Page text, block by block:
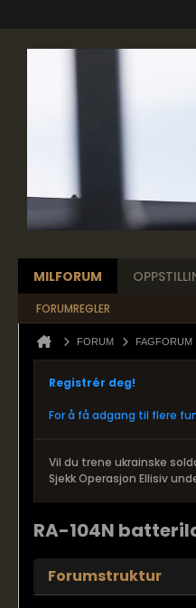
MILFORUM
FORUMREGLER
FORUM FAGFORUM
Registrér deg!
For å få adgang til flere
Vil du trene ukrainske
Sjekk Operasjon Ellisiv
RA-104N
Forumstruktur